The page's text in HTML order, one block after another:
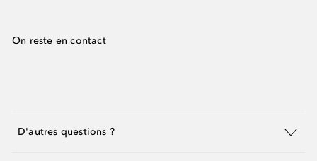
On reste en contact
D'autres questions ?